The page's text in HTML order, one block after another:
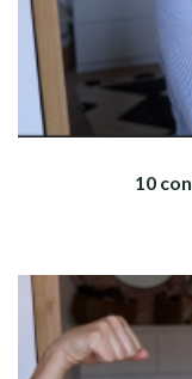
10